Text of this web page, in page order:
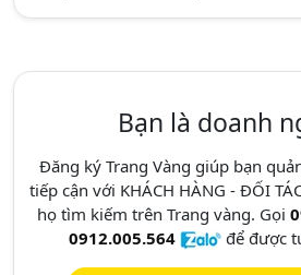
Bạn là doanh
Đăng ký Trang Vàng giúp bạn
tiếp cận với KHÁCH HÀNG - ĐỐI
họ tìm kiếm trên Trang vàng. Gọi
0912.005.564
để được